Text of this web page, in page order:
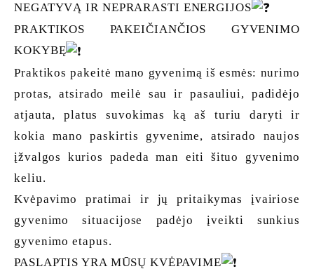
NEGATYVĄ IR NEPRARASTI ENERGIJOS
PRAKTIKOS PAKEIČIANČIOS GYVENIMO
KOKYBĘ
Praktikos pakeitė mano gyvenimą iš esmės: nurimo
protas, atsirado meilė sau ir pasauliui, padidėjo
atjauta, platus suvokimas ką aš turiu daryti ir
kokia mano paskirtis gyvenime, atsirado naujos
įžvalgos kurios padeda man eiti šituo gyvenimo
keliu.
Kvėpavimo pratimai ir jų pritaikymas įvairiose
gyvenimo situacijose padėjo įveikti sunkius
gyvenimo etapus.
PASLAPTIS YRA MŪSŲ KVĖPAVIME